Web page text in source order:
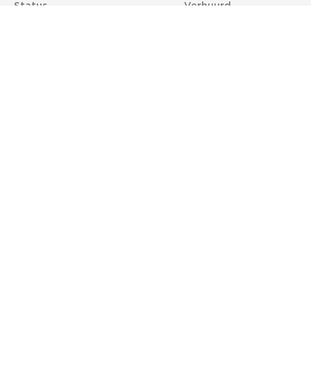
Status Verhuurd